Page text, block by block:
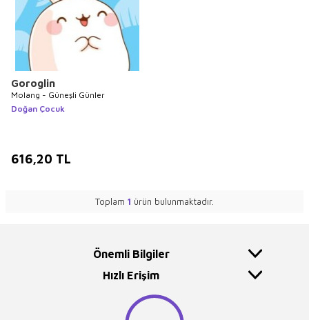
Goroglin
Molang - Güneşli Günler
Doğan Çocuk
616,20 TL
Toplam 1 ürün bulunmaktadır.
Önemli Bilgiler
Hızlı Erişim